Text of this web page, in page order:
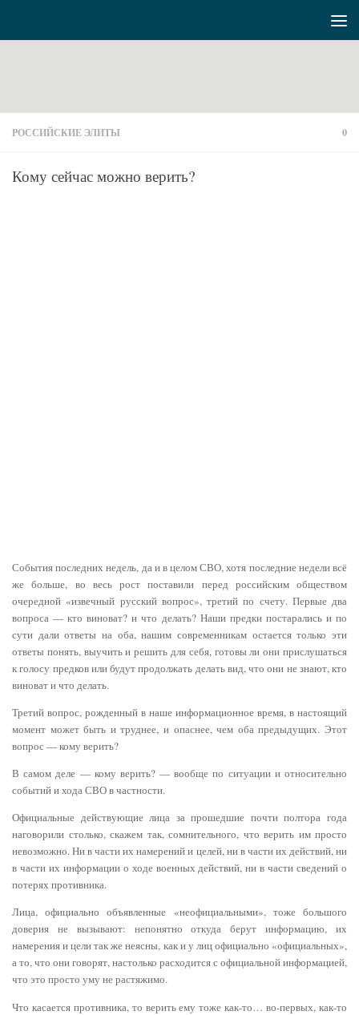
РОССИЙСКИЕ ЭЛИТЫ 0
Кому сейчас можно верить?
События последних недель, да и в целом СВО, хотя последние недели всё
же больше, во весь рост поставили перед российским обществом
очередной «извечный русский вопрос», третий по счету. Первые два
вопроса — кто виноват? и что делать? Наши предки постарались и по
сути дали ответы на оба, нашим современникам остается только эти
ответы понять, выучить и решить для себя, готовы ли они прислушаться
к голосу предков или будут продолжать делать вид, что они не знают, кто
виноват и что делать.
Третий вопрос, рожденный в наше информационное время, в настоящий
момент может быть и труднее, и опаснее, чем оба предыдущих. Этот
вопрос — кому верить?
В самом деле — кому верить? — вообще по ситуации и относительно
событий и хода СВО в частности.
Официальные действующие лица за прошедшие почти полтора года
наговорили столько, скажем так, сомнительного, что верить им просто
невозможно. Ни в части их намерений и целей, ни в части их действий, ни
в части их информации о ходе военных действий, ни в части сведений о
потерях противника.
Лица, официально объявленные «неофициальными», тоже большого
доверия не вызывают: непонятно откуда берут информацию, их
намерения и цели так же неясны, как и у лиц официально «официальных»,
а то, что они говорят, настолько расходится с официальной информацией,
что это просто уму не растяжимо.
Что касается противника, то верить ему тоже как-то… во-первых, как-то